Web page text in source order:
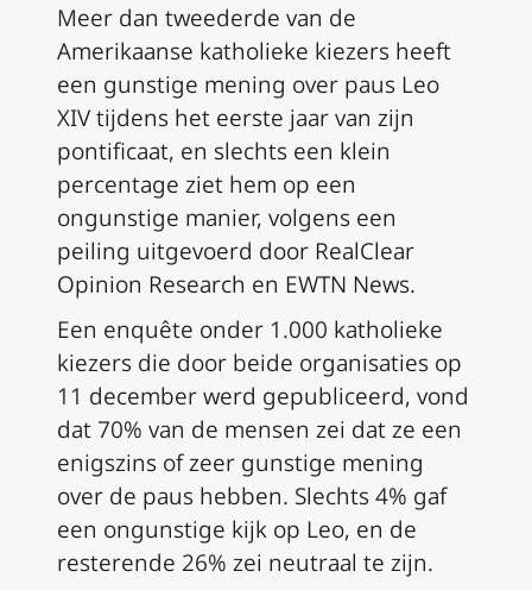
Meer dan tweederde van de
Amerikaanse katholieke kiezers heeft
een gunstige mening over paus Leo
XIV tijdens het eerste jaar van zijn
pontificaat, en slechts een klein
percentage ziet hem op een
ongunstige manier, volgens een
peiling uitgevoerd door RealClear
Opinion Research en EWTN News.
Een enquête onder 1.000 katholieke
kiezers die door beide organisaties op
11 december werd gepubliceerd, vond
dat 70% van de mensen zei dat ze een
enigszins of zeer gunstige mening
over de paus hebben. Slechts 4% gaf
een ongunstige kijk op Leo, en de
resterende 26% zei neutraal te zijn.